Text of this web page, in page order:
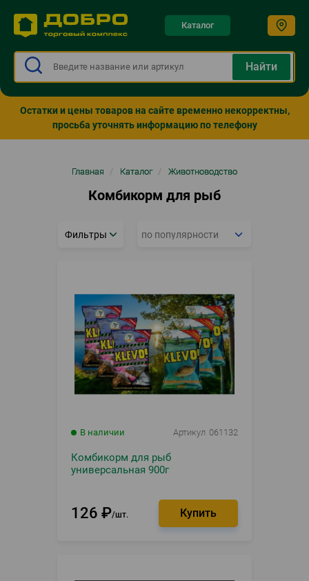
Каталог
Остатки и цены товаров на сайте временно некорректны,
просьба уточнять информацию по телефону
Главная / Каталог / Животноводство
Комбикорм для рыб
Фильтры
В наличии Артикул 061132
Комбикорм для рыб
универсальная 900г
126 ₽ шт.